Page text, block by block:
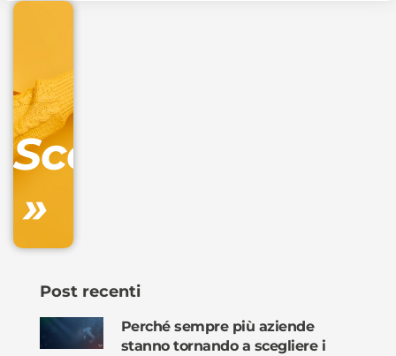
Scopri
»
Post recenti
Perché sempre più aziende
stanno tornando a scegliere i